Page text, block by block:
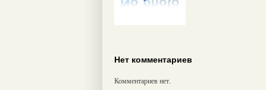
Нет комментариев
Комментариев нет.